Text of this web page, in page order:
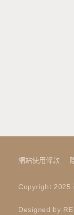
網站使用條款
Copyright 2025
Designed by